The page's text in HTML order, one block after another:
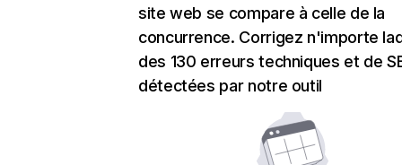
site web se compare à celle de la
concurrence. Corrigez n'importe
des 130 erreurs techniques et de
détectées par notre outil